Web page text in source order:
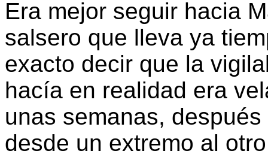
Era mejor seguir hacia
salsero que lleva ya
exacto decir que la
hacía en realidad era
unas semanas,
desde un extremo al